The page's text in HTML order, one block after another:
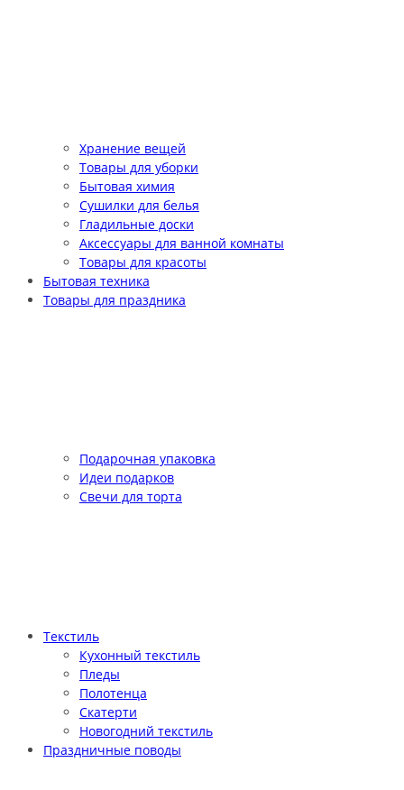
Хранение вещей
Товары для уборки
Бытовая химия
Сушилки для белья
Гладильные доски
Аксессуары для ванной комнаты
Товары для красоты
Бытовая техника
Товары для праздника
Подарочная упаковка
Идеи подарков
Свечи для торта
Текстиль
Кухонный текстиль
Пледы
Полотенца
Скатерти
Новогодний текстиль
Праздничные поводы